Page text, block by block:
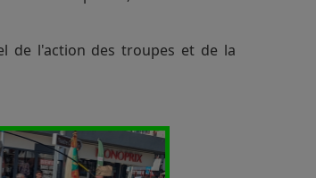
de l'action des troupes et de la